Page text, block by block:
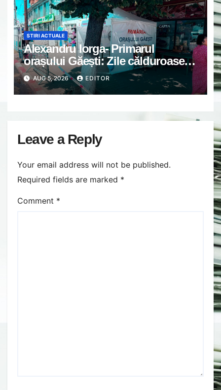
STIRI ACTUALE
Alexandru Iorga- Primarul
orașului Găești: Zile călduroase.
Grijă unii de alții.
AUG 5, 2026 EDITOR
Leave a Reply
Your email address will not be published.
Required fields are marked *
Comment *